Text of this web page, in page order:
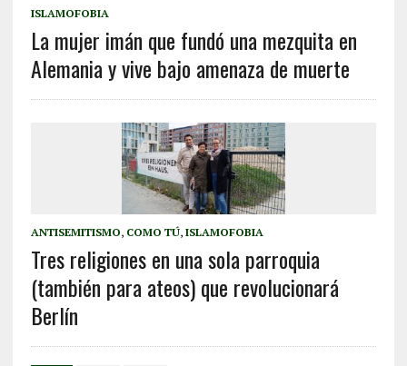
ISLAMOFOBIA
La mujer imán que fundó una mezquita en
Alemania y vive bajo amenaza de muerte
ANTISEMITISMO, COMO TÚ, ISLAMOFOBIA
Tres religiones en una sola parroquia
(también para ateos) que revolucionará
Berlín